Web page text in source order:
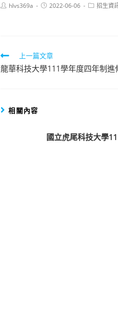
Posthlvs369a
Post2022-06-06
Post招生資
Read
more
上一篇文章
龍華科技大學111學年度四年制進
相關內容
國立虎尾科技大學